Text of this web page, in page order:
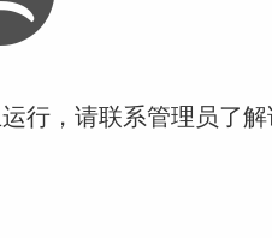
行，请联系管理员了